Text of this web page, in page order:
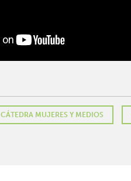
CÁTEDRA MUJERES Y MEDIOS